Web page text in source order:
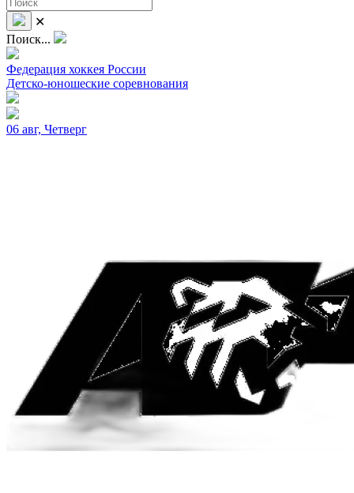
✕
Поиск...
Федерация хоккея России
Детско-юношеские соревнования
06 авг, Четверг